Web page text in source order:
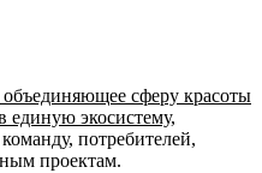
сферу красоты
единую экосистему,
потребителей,
проектам.